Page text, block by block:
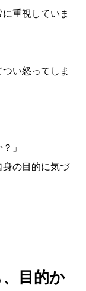
重視していま
い怒ってしま
」
身の目的に気づ
目的か